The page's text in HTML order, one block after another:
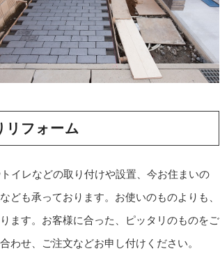
リフォーム
イレなどの取り付けや設置、今お住まいの
ども承っております。お使いのものよりも、
ます。お客様に合った、ピッタリのものをご
わせ、ご注文などお申し付けください。